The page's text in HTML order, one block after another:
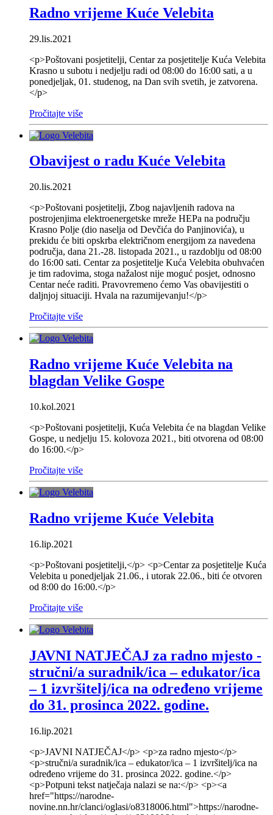
Radno vrijeme Kuće Velebita
29.lis.2021
<p>Poštovani posjetitelji, Centar za posjetitelje Kuća Velebita
Krasno u subotu i nedjelju radi od 08:00 do 16:00 sati, a u
ponedjeljak, 01. studenog, na Dan svih svetih, je zatvorena.
</p>
Pročitajte više
Obavijest o radu Kuće Velebita
20.lis.2021
<p>Poštovani posjetitelji, Zbog najavljenih radova na
postrojenjima elektroenergetske mreže HEPa na području
Krasno Polje (dio naselja od Devčića do Panjinovića), u
prekidu će biti opskrba električnom energijom za navedena
područja, dana 21.-28. listopada 2021., u razdoblju od 08:00
do 16:00 sati. Centar za posjetitelje Kuća Velebita obuhvaćen
je tim radovima, stoga nažalost nije moguć posjet, odnosno
Centar neće raditi. Pravovremeno ćemo Vas obavijestiti o
daljnjoj situaciji. Hvala na razumijevanju!</p>
Pročitajte više
Radno vrijeme Kuće Velebita na
blagdan Velike Gospe
10.kol.2021
<p>Poštovani posjetitelji, Kuća Velebita će na blagdan Velike
Gospe, u nedjelju 15. kolovoza 2021., biti otvorena od 08:00
do 16:00.</p>
Pročitajte više
Radno vrijeme Kuće Velebita
16.lip.2021
<p>Poštovani posjetitelji,</p> <p>Centar za posjetitelje Kuća
Velebita u ponedjeljak 21.06., i utorak 22.06., biti će otvoren
od 8:00 do 16:00.</p>
Pročitajte više
JAVNI NATJEČAJ za radno mjesto -
stručni/a suradnik/ica – edukator/ica
– 1 izvršitelj/ica na određeno vrijeme
do 31. prosinca 2022. godine.
16.lip.2021
<p>JAVNI NATJEČAJ</p> <p>za radno mjesto</p>
<p>stručni/a suradnik/ica – edukator/ica – 1 izvršitelj/ica na
određeno vrijeme do 31. prosinca 2022. godine.</p>
<p>Potpuni tekst natječaja nalazi se na:</p> <p><a
href="https://narodne-
novine.nn.hr/clanci/oglasi/o8318006.html">https://narodne-